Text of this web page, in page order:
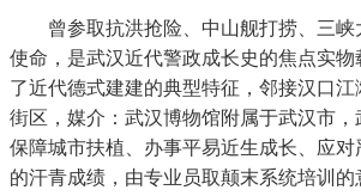
曾参取抗洪抢险、中山舰打捞、三峡
使命，是武汉近代警政成长史的焦点实物
了近代德式建建的典型特征，邻接汉口
街区，媒介：武汉博物馆附属于武汉市，
保障城市扶植、办事平易近生成长、应
的汗青成绩，由专业员取颠末系统培训